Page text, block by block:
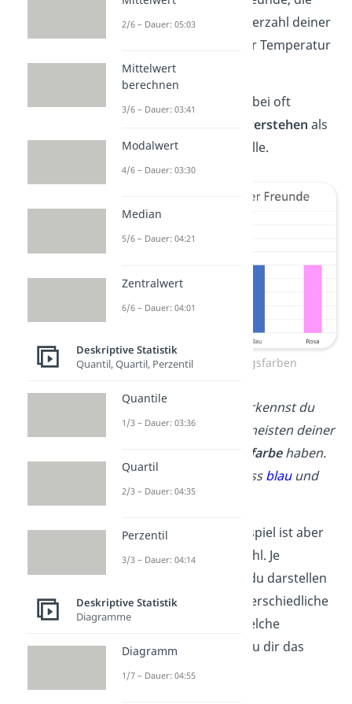
Entwicklung der Einwohnerzahl deiner
Stadt oder der Verlauf der Temperatur
sein.
Diagramme kannst du dabei oft
einfacher und schneller verstehen als
einen Text oder eine Tabelle.
Diagramm zu Lieblingsfarben
Beispiel:Im Diagramm erkennst du
auf einen Blick, dass die meisten deiner
Lieblingsfarbehaben.
Du siehst auch sofort, dassblau und
rosa gleich beliebt sind.
Ein Diagramm wie im Beispiel ist aber
nicht immer die beste Wahl. Je
nachdem,
du darstellen
willst, verwendest du unterschiedliche
Diagrammtypen
. Aber welche
Diagramme gibt es? Schau dir das
gleich an!
2/6 – Dauer: 05:03
Mittelwert
berechnen
3/6 – Dauer: 03:41
Modalwert
4/6 – Dauer: 03:30
Median
5/6 – Dauer: 04:21
Zentralwert
6/6 – Dauer: 04:01
Deskriptive Statistik
Quantil, Quartil, Perzentil
Quantile
1/3 – Dauer: 03:36
Quartil
2/3 – Dauer: 04:35
Perzentil
3/3 – Dauer: 04:14
Deskriptive Statistik
Diagramme
Diagramm
1/7 – Dauer: 04:55